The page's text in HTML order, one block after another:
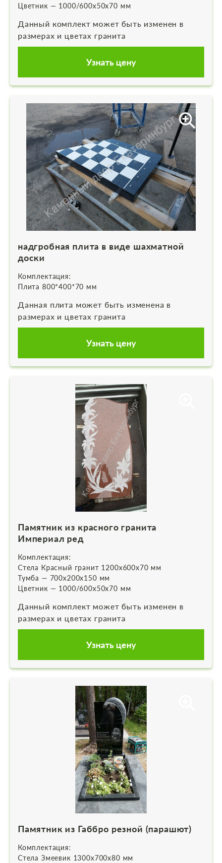
Цветник — 1000/600х50х70 мм
Данный комплект может быть изменен в
размерах и цветах гранита
Узнать цену
надгробная плита в виде шахматной
доски
Комплектация:
Плита 800*400*70 мм
Данная плита может быть изменена в
размерах и цветах гранита
Узнать цену
Памятник из красного гранита
Империал ред
Комплектация:
Стела Красный гранит 1200х600х70 мм
Тумба — 700х200х150 мм
Цветник — 1000/600х50х70 мм
Данный комплект может быть изменен в
размерах и цветах гранита
Узнать цену
Памятник из Габбро резной (парашют)
Комплектация:
Стела Змеевик 1300х700х80 мм